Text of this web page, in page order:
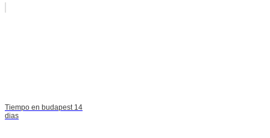
Tiempo en budapest 14
dias